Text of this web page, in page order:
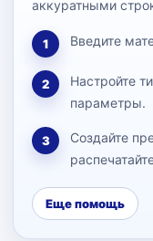
аккуратными
1 Введите
2
Настройте
параметры.
3
Создайте
Еще помощь